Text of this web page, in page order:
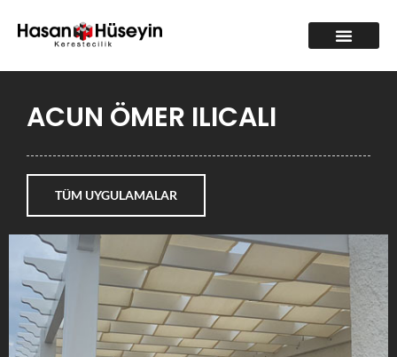
ACUN ÖMER ILICALI
TÜM UYGULAMALAR